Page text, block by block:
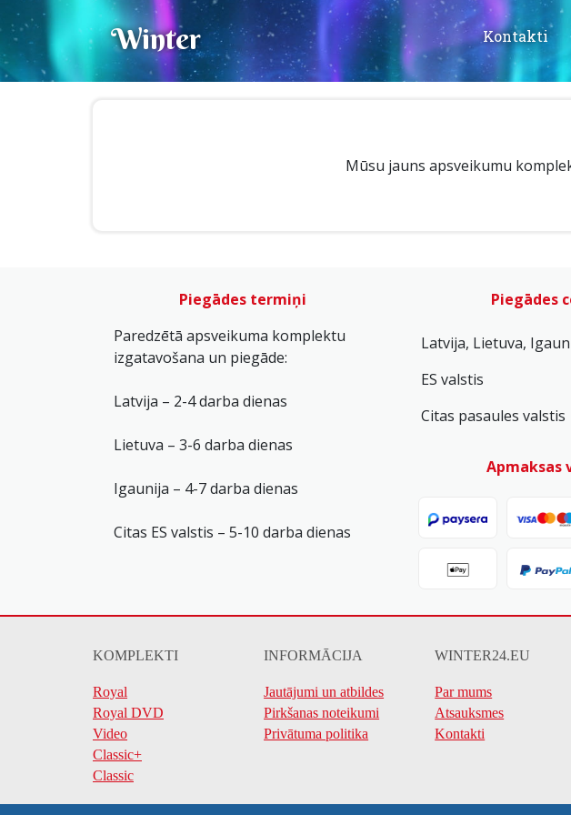
Winter Kontakti
Mūsu jauns apsveikumu
Piegādes termiņi
Paredzētā apsveikuma komplektu
izgatavošana un piegāde:
Latvija – 2-4 darba dienas
Lietuva – 3-6 darba dienas
Igaunija – 4-7 darba dienas
Citas ES valstis – 5-10 darba dienas
Piegādes
Latvija, Lietuva,
ES valstis
Citas pasaules valstis
Apmaksas
KOMPLEKTI
Royal
Royal DVD
Video
Classic+
Classic
INFORMĀCIJA
Jautājumi un atbildes
Pirkšanas noteikumi
Privātuma politika
WINTER24.EU
Par mums
Atsauksmes
Kontakti